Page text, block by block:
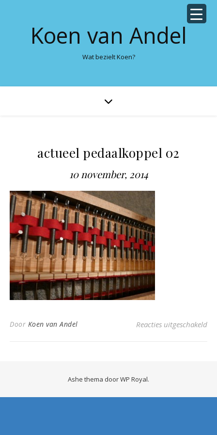
Koen van Andel
Wat bezielt Koen?
actueel pedaalkoppel 02
10 november, 2014
Door Koen van Andel Reacties uitgeschakeld
Ashe thema doorWP Royal.